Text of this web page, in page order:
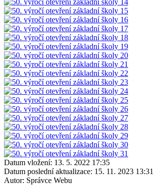
Datum vložení: 13. 5. 2022 17:35
Datum poslední aktualizace: 15. 11. 2023 13:31
Autor: Správce Webu